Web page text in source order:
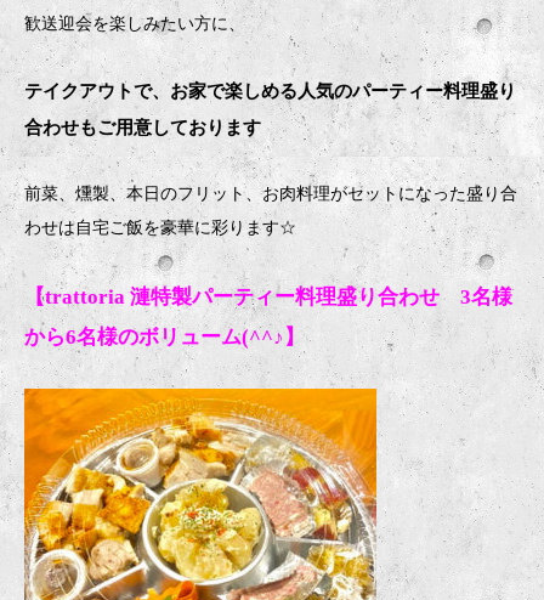
歓送迎会を楽しみたい方に、
テイクアウトで、お家で楽しめる人気のパーティー料理盛り
合わせもご用意しております
前菜、燻製、本日のフリット、お肉料理がセットになった盛り合
わせは自宅ご飯を豪華に彩ります☆
【trattoria 漣特製パーティー料理盛り合わせ 3名様
から6名様のボリューム(^^♪】